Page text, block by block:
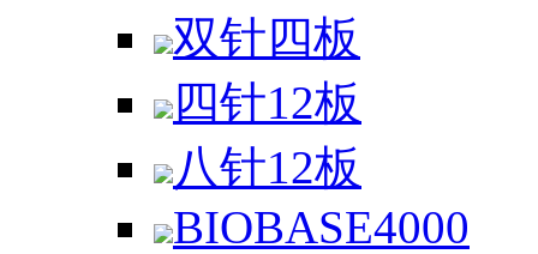
双针四板
四针12板
八针12板
BIOBASE4000